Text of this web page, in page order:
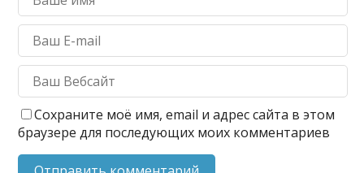
Сохраните моё имя, email и адрес сайта в этом
браузере для последующих моих комментариев